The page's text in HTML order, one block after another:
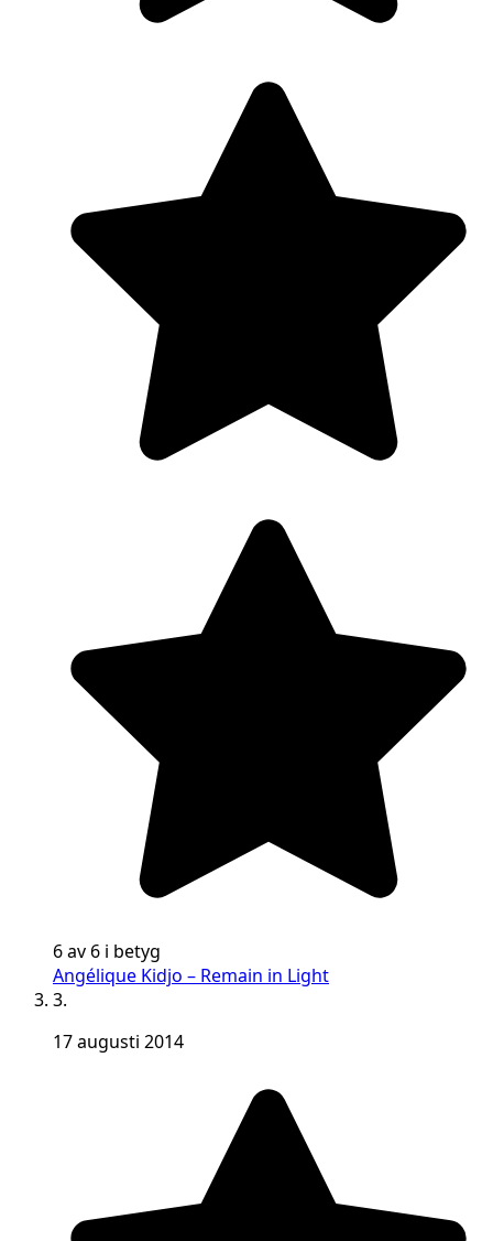
6 av 6 i betyg
Angélique Kidjo – Remain in Light
3.
17 augusti 2014